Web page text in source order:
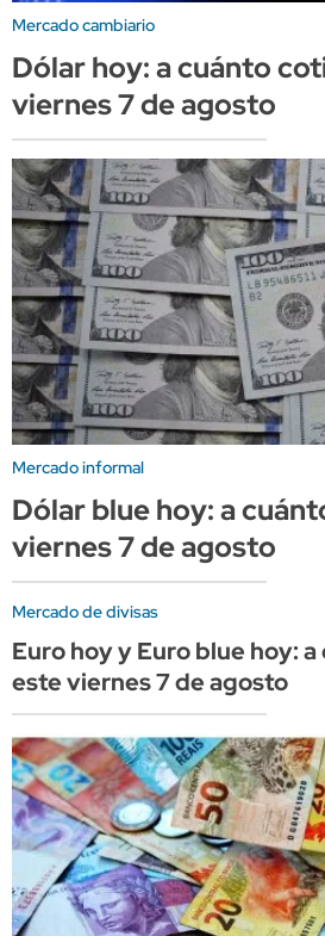
Mercado cambiario
Dólar hoy: a cuánto
viernes 7 de agosto
Mercado informal
Dólar blue hoy: a
viernes 7 de agosto
Mercado de divisas
Euro hoy y Euro blue hoy:
este viernes 7 de agosto